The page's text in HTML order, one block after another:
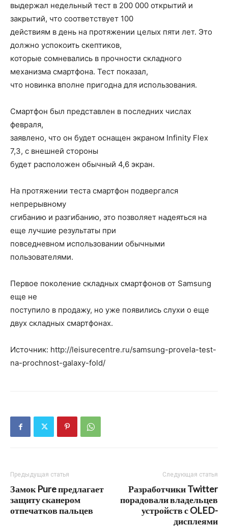
выдержал недельный тест в 200 000 открытий и
закрытий, что соответствует 100
действиям в день на протяжении целых пяти лет. Это
должно успокоить скептиков,
которые сомневались в прочности складного
механизма смартфона. Тест показал,
что новинка вполне пригодна для использования.
Смартфон был представлен в последних числах
февраля,
заявлено, что он будет оснащен экраном Infinity Flex
7,3, с внешней стороны
будет расположен обычный 4,6 экран.
На протяжении теста смартфон подвергался
непрерывному
сгибанию и разгибанию, это позволяет надеяться на
еще лучшие результаты при
повседневном использовании обычными
пользователями.
Первое поколение складных смартфонов от Samsung
еще не
поступило в продажу, но уже появились слухи о еще
двух складных смартфонах.
Источник: http://leisurecentre.ru/samsung-provela-test-
na-prochnost-galaxy-fold/
Предыдущая статья
Замок Pure предлагает
защиту сканером
отпечатков пальцев
Следующая статья
Разработчики Twitter
порадовали владельцев
устройств с OLED-
дисплеями